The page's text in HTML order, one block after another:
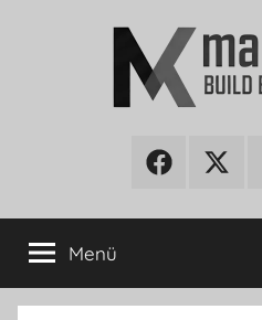
makerionFacebookTwitter
Menü